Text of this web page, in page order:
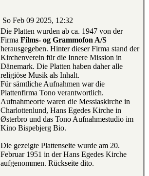
So Feb 09 2025, 12:32
Die Platten wurden ab ca. 1947 von der
Firma Films- og Grammofon A/S
herausgegeben. Hinter dieser Firma stand der
Kirchenverein für die Innere Mission in
Dänemark. Die Platten haben daher alle
religiöse Musik als Inhalt.
Für sämtliche Aufnahmen war die
Plattenfirma Tono verantwortlich.
Aufnahmeorte waren die Messiaskirche in
Charlottenlund, Hans Egedes Kirche in
Østerbro und das Tono Aufnahmestudio im
Kino Bispebjerg Bio.
Die gezeigte Plattenseite wurde am 20.
Februar 1951 in der Hans Egedes Kirche
aufgenommen. Rückseite dito.